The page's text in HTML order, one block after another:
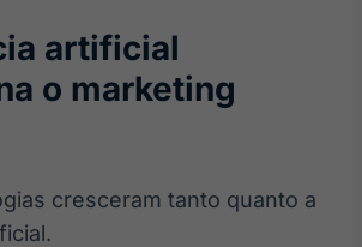
artificial
o marketing
cresceram tanto quanto a